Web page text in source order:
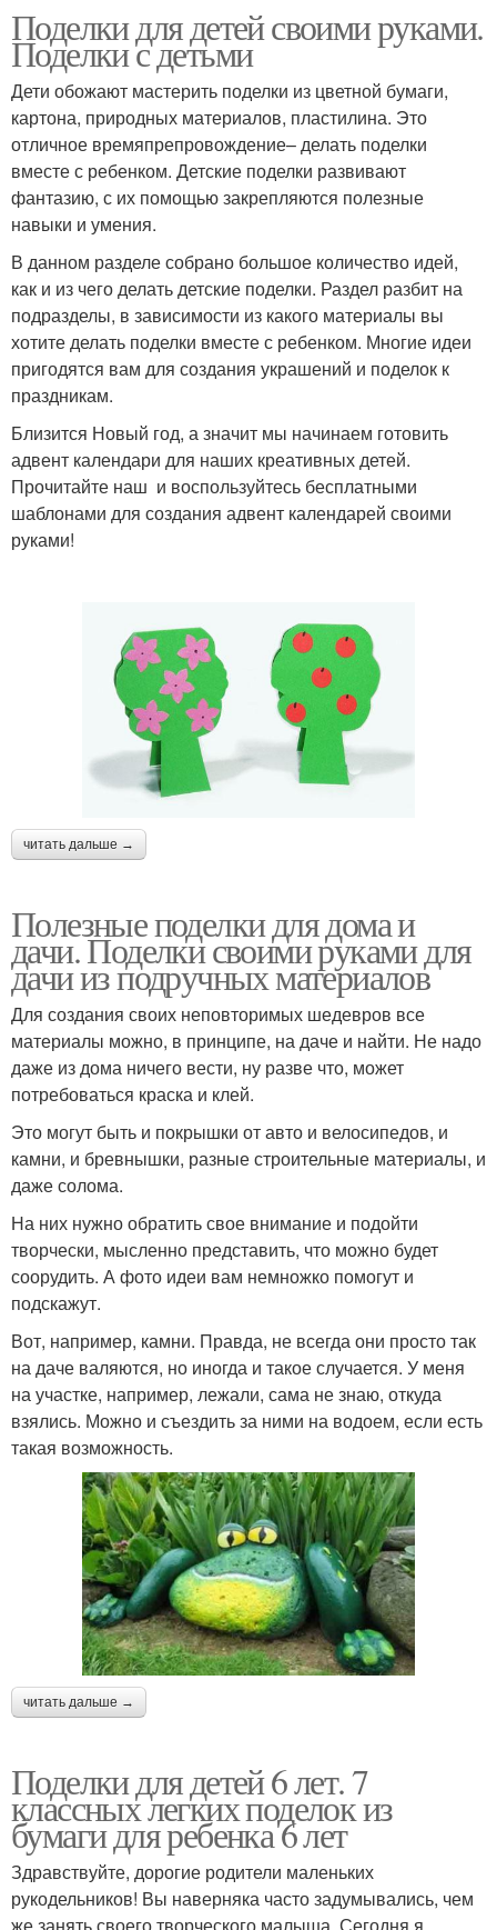
Поделки для детей своими руками.
Поделки с детьми
Дети обожают мастерить поделки из цветной бумаги,
картона, природных материалов, пластилина. Это
отличное времяпрепровождение– делать поделки
вместе с ребенком. Детские поделки развивают
фантазию, с их помощью закрепляются полезные
навыки и умения.
В данном разделе собрано большое количество идей,
как и из чего делать детские поделки. Раздел разбит на
подразделы, в зависимости из какого материалы вы
хотите делать поделки вместе с ребенком. Многие идеи
пригодятся вам для создания украшений и поделок к
праздникам.
Близится Новый год, а значит мы начинаем готовить
адвент календари для наших креативных детей.
Прочитайте наш и воспользуйтесь бесплатными
шаблонами для создания адвент календарей своими
руками!
читать дальше →
Полезные поделки для дома и
дачи. Поделки своими руками для
дачи из подручных материалов
Для создания своих неповторимых шедевров все
материалы можно, в принципе, на даче и найти. Не надо
даже из дома ничего вести, ну разве что, может
потребоваться краска и клей.
Это могут быть и покрышки от авто и велосипедов, и
камни, и бревнышки, разные строительные материалы, и
даже солома.
На них нужно обратить свое внимание и подойти
творчески, мысленно представить, что можно будет
соорудить. А фото идеи вам немножко помогут и
подскажут.
Вот, например, камни. Правда, не всегда они просто так
на даче валяются, но иногда и такое случается. У меня
на участке, например, лежали, сама не знаю, откуда
взялись. Можно и съездить за ними на водоем, если есть
такая возможность.
читать дальше →
Поделки для детей 6 лет. 7
классных легких поделок из
бумаги для ребенка 6 лет
Здравствуйте, дорогие родители маленьких
рукодельников! Вы наверняка часто задумывались, чем
же занять своего творческого малыша. Сегодня я